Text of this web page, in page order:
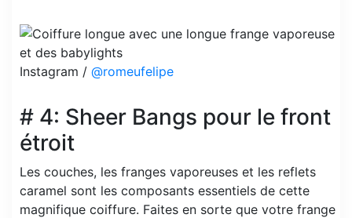
Instagram / @romeufelipe
# 4: Sheer Bangs pour le front
étroit
Les couches, les franges vaporeuses et les reflets
caramel sont les composants essentiels de cette
magnifique coiffure. Faites en sorte que votre frange